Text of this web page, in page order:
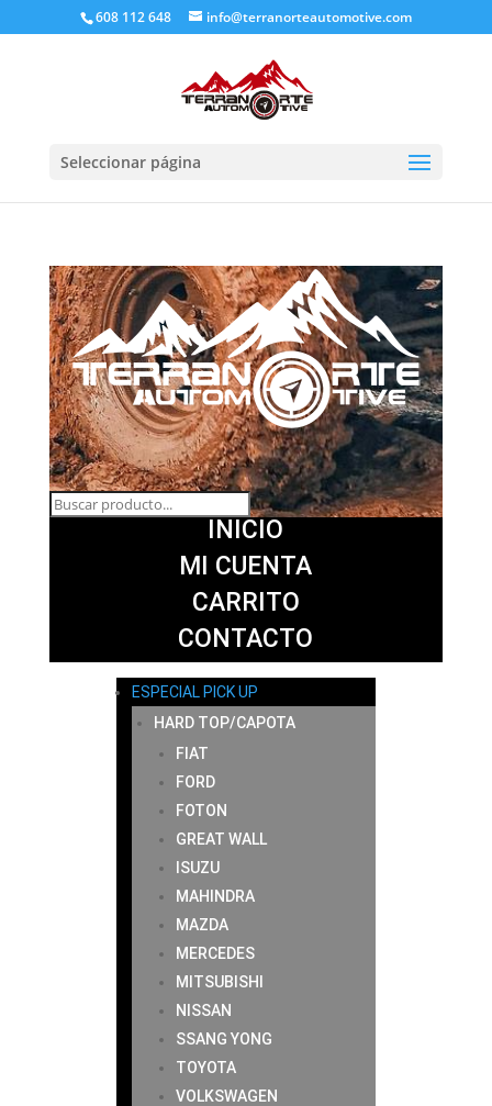
608 112 648 info@terranorteautomotive.com
Seleccionar página
INICIO
MI CUENTA
CARRITO
CONTACTO
ESPECIAL PICK UP
HARD TOP/CAPOTA
FIAT
FORD
FOTON
GREAT WALL
ISUZU
MAHINDRA
MAZDA
MERCEDES
MITSUBISHI
NISSAN
SSANG YONG
TOYOTA
VOLKSWAGEN